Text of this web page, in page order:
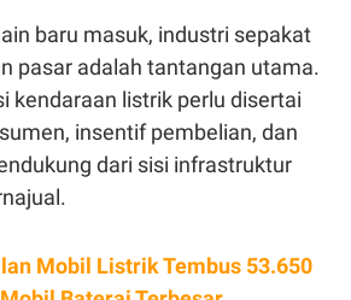
baru masuk, industri sepakat
pasar adalah tantangan utama.
kendaraan listrik perlu disertai
insentif pembelian, dan
dari sisi infrastruktur
Mobil Listrik Tembus 53.650